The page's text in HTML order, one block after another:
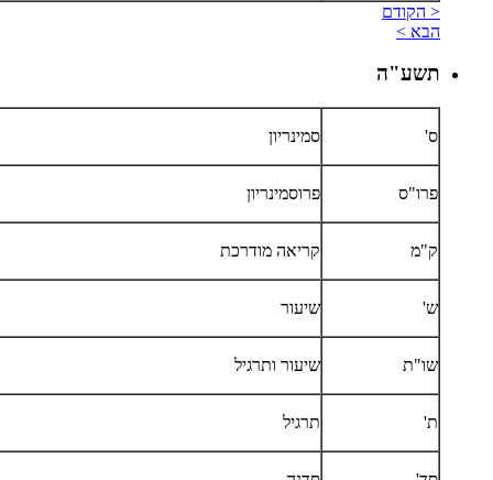
< הקודם
הבא >
תשע"ה
ס' סמינריון
פרו"ס פרוסמינריון
ק"מ קריאה מודרכת
ש' שיעור
שו"ת שיעור ותרגיל
ת' תרגיל